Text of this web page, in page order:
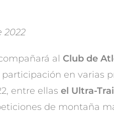
2022
al Club de
participación en varias
entre ellas el Ultra-
de montaña